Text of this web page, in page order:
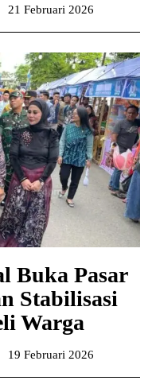
21 Februari 2026
Buka Pasar
Stabilisasi
Warga
19 Februari 2026